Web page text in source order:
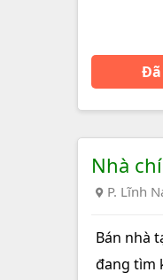
Nhà
P. Lĩnh
Bán nhà
đang tìm